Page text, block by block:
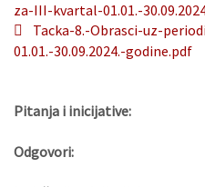
za-III-kvartal-01.01.-
Tacka-8.-Obrasci-uz-
01.01.-30.09.2024.-godine.pdf
Pitanja i inicijative:
Odgovori: